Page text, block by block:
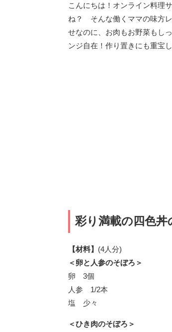
こんにちは！オンライン料理
ね？ そんな働くママの味方
せなのに、お肉もお野菜もし
ンジ自在！作り置きにも重宝し
彩り満載の四色丼
【材料】 (4人分)
＜卵と人参のそぼろ＞
卵 3個
人参 1/2本
塩 少々
＜ひき肉のそぼろ＞